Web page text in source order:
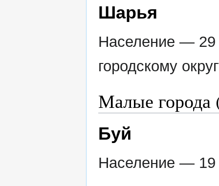
Шарья
Население — 29
городскому
Малые города
Буй
Население — 19